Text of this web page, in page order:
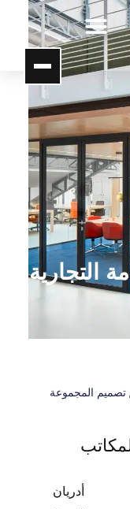
التجارية
,تصميم المجموعة
أدريان